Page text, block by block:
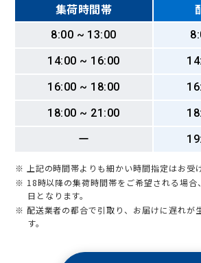
集荷時間帯
8:00 ~ 13:00
14:00 ~ 16:00
16:00 ~ 18:00
18:00 ~ 21:00
ー
※ 上記の時間帯よりも細かい時間指定はお受
※ 18時以降の集荷時間帯をご希望される場合
日となります。
※ 配送業者の都合で引取り、お届けに遅れが
す。